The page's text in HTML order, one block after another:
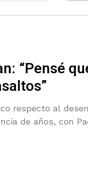
“Pensé
respecto al
de años, con